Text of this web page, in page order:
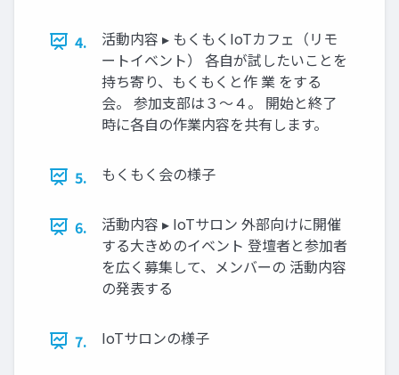
4.
活動内容 ▸ もくもくIoTカフェ（リモ
ートイベント） 各自が試したいことを
持ち寄り、もくもくと作 業 をする
会。 参加支部は３〜４。 開始と終了
時に各自の作業内容を共有します。
5. もくもく会の様子
6.
活動内容 ▸ IoTサロン 外部向けに開催
する大きめのイベント 登壇者と参加者
を広く募集して、メンバーの 活動内容
の発表する
7. IoTサロンの様子